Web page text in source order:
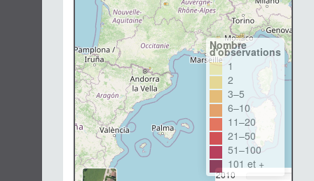
2010
Nombre
d'observations
1
2
3–5
6–10
11–20
21–50
51–100
101 et +